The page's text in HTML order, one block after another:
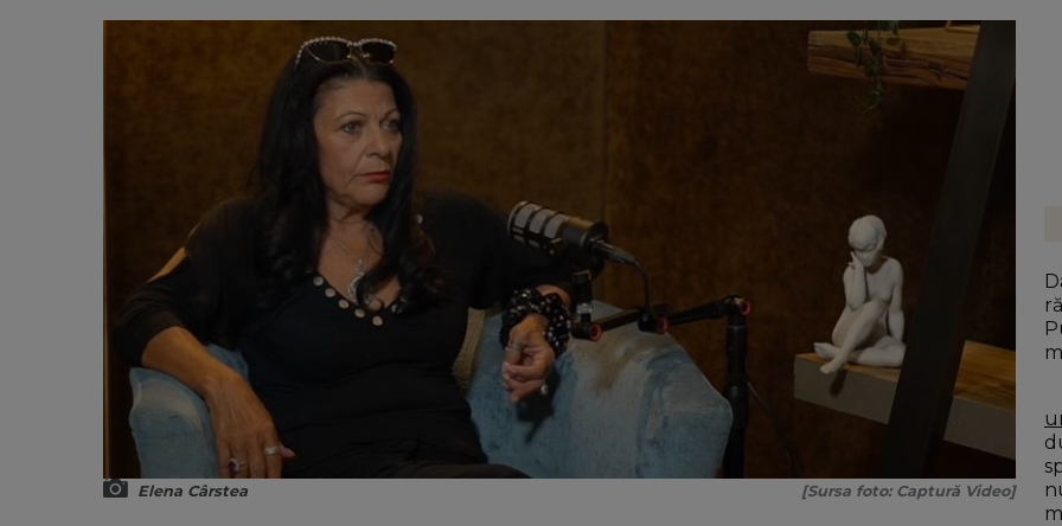
Elena Cârstea [Sursa foto: Captură Video]